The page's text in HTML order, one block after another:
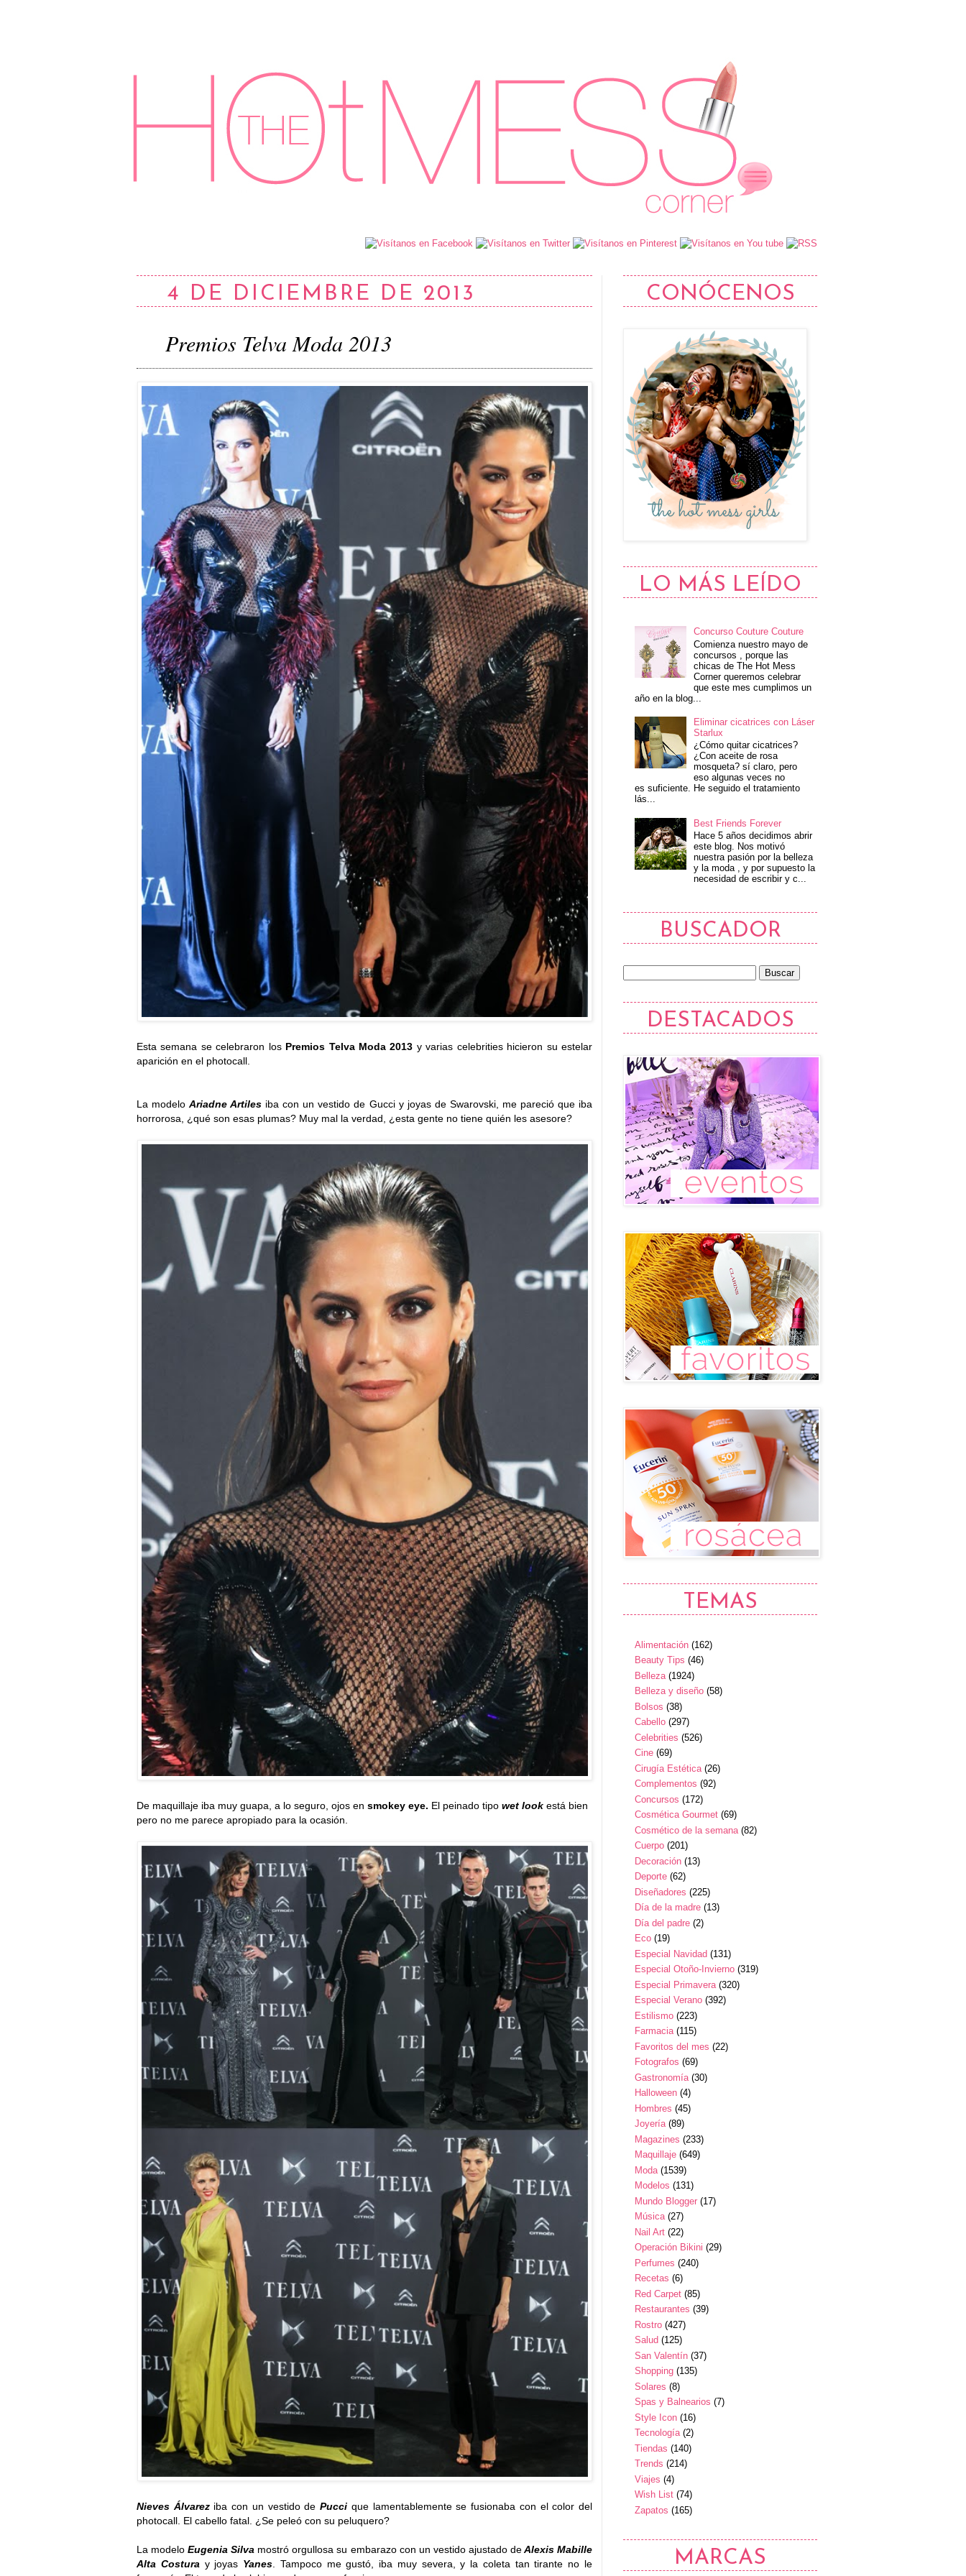
4 DE DICIEMBRE DE 2013
Premios Telva Moda 2013
Esta semana se celebraron los Premios Telva Moda 2013 y varias celebrities hicieron su estelar
aparición en el photocall.
La modeloAriadne Artiles iba con un vestido de Gucci y joyas de Swarovski, me pareció que iba
horrorosa, ¿qué son esas plumas? Muy mal la verdad, ¿esta gente no tiene quién les asesore?
De maquillaje iba muy guapa, a lo seguro, ojos en smokey eye. El peinado tipo wet look está bien
pero no me parece apropiado para la ocasión.
Nieves Álvarez iba con un vestido dePucci que lamentablemente se fusionaba con el color del
photocall. El cabello fatal. ¿Se peleó con su peluquero?
La modeloEugenia Silva mostró orgullosa su embarazo con un vestido ajustado deAlexis Mabille
Alta Costuray joyas Yanes. Tampoco me gustó, iba muy severa, y la coleta tan tirante no le
CONÓCENOS
LO MÁS LEÍDO
Concurso Couture Couture
Comienza nuestro mayo de
concursos , porque las
chicas de The Hot Mess
Corner queremos celebrar
que este mes cumplimos un
año en la blog...
Eliminar cicatrices con Láser
Starlux
¿Cómo quitar cicatrices?
¿Con aceite de rosa
mosqueta? sí claro, pero
eso algunas veces no
es suficiente. He seguido el tratamiento
lás...
Best Friends Forever
Hace 5 años decidimos abrir
este blog. Nos motivó
nuestra pasión por la belleza
y la moda , y por supuesto la
necesidad de escribir y c...
BUSCADOR
DESTACADOS
TEMAS
Alimentación (162)
Beauty Tips (46)
Belleza (1924)
Belleza y diseño (58)
Bolsos (38)
Cabello (297)
Celebrities (526)
Cine (69)
Cirugía Estética (26)
Complementos (92)
Concursos (172)
Cosmética Gourmet (69)
Cosmético de la semana (82)
Cuerpo (201)
Decoración (13)
Deporte (62)
Diseñadores (225)
Día de la madre (13)
Día del padre (2)
Eco (19)
Especial Navidad (131)
Especial Otoño-Invierno (319)
Especial Primavera (320)
Especial Verano (392)
Estilismo (223)
Farmacia (115)
Favoritos del mes (22)
Fotografos (69)
Gastronomía (30)
Halloween (4)
Hombres (45)
Joyería (89)
Magazines (233)
Maquillaje (649)
Moda (1539)
Modelos (131)
Mundo Blogger (17)
Música (27)
Nail Art (22)
Operación Bikini (29)
Perfumes (240)
Recetas (6)
Red Carpet (85)
Restaurantes (39)
Rostro (427)
Salud (125)
San Valentín (37)
Shopping (135)
Solares (8)
Spas y Balnearios (7)
Style Icon (16)
Tecnología (2)
Tiendas (140)
Trends (214)
Viajes (4)
Wish List (74)
Zapatos (165)
MARCAS